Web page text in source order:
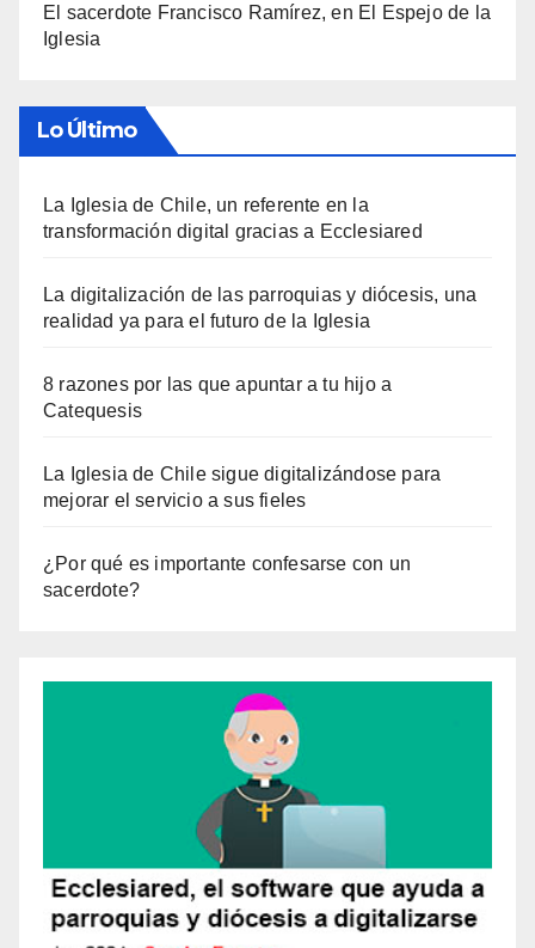
El sacerdote Francisco Ramírez, en El Espejo de la
Iglesia
Lo Último
La Iglesia de Chile, un referente en la
transformación digital gracias a Ecclesiared
La digitalización de las parroquias y diócesis, una
realidad ya para el futuro de la Iglesia
8 razones por las que apuntar a tu hijo a
Catequesis
La Iglesia de Chile sigue digitalizándose para
mejorar el servicio a sus fieles
¿Por qué es importante confesarse con un
sacerdote?